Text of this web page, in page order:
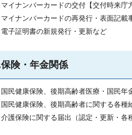
マイナンバーカードの交付【交付時来庁
マイナンバーカードの再発行・表面記載
電子証明書の新規発行・更新など
険・年金関係
国民健康保険、後期高齢者医療・国民
国民健康保険、後期高齢者に関する各種
介護保険に関する届出（認定・更新・各